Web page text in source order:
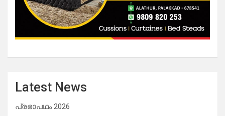
Latest News
പ്രഭാപഥം 2026